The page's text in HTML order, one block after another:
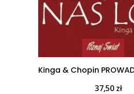
Kinga & Chopin
Cena
37,50 zł